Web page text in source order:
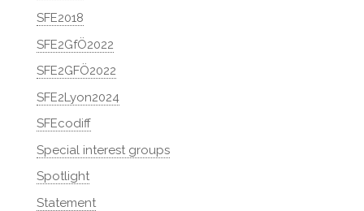
SFE2018
SFE2GfÖ2022
SFE2GFÖ2022
SFE2Lyon2024
SFEcodiff
Special interest groups
Spotlight
Statement